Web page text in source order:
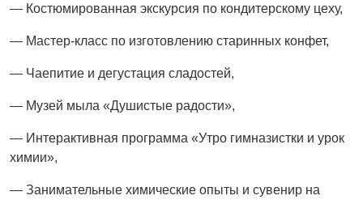
— Костюмированная экскурсия по кондитерскому цеху,
— Мастер-класс по изготовлению старинных конфет,
— Чаепитие и дегустация сладостей,
— Музей мыла «Душистые радости»,
— Интерактивная программа «Утро гимназистки и урок
химии»,
— Занимательные химические опыты и сувенир на